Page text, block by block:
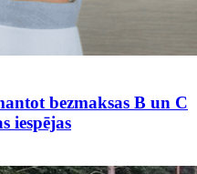
bezmaksas B un C
iespējas